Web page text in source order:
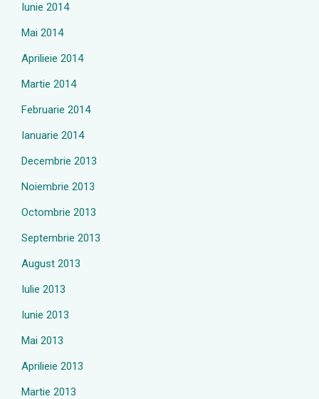
Iunie 2014
Mai 2014
Aprilieie 2014
Martie 2014
Februarie 2014
Ianuarie 2014
Decembrie 2013
Noiembrie 2013
Octombrie 2013
Septembrie 2013
August 2013
Iulie 2013
Iunie 2013
Mai 2013
Aprilieie 2013
Martie 2013